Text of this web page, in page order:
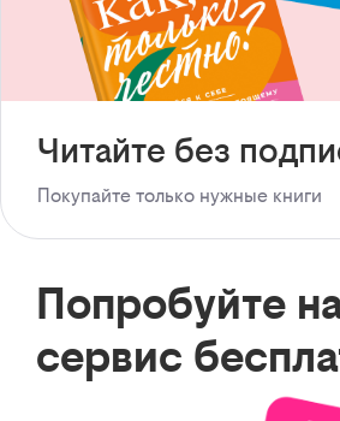
Читайте без
Покупайте только нужные книги
Попробуйте
сервис